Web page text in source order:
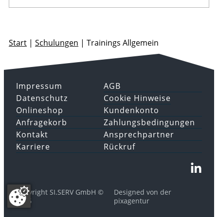
Start | Schulungen | Trainings Allgemein
Impressum
Datenschutz
AGB
Cookie Hinweise
Onlineshop
Anfragekorb
Kundenkonto
Zahlungsbedingungen
Kontakt
Karriere
Ansprechpartner
Rückruf
Copyright SI.SERV GmbH ©
2026
Designed von der
pixagentur